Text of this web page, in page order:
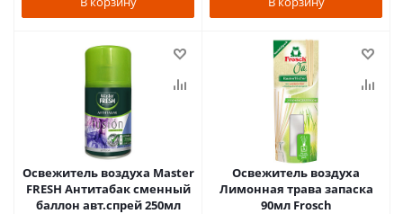
Освежитель воздуха Master
FRESH Антитабак сменный
баллон авт.спрей 250мл
Освежитель воздуха
Лимонная трава запаска
90мл Frosch